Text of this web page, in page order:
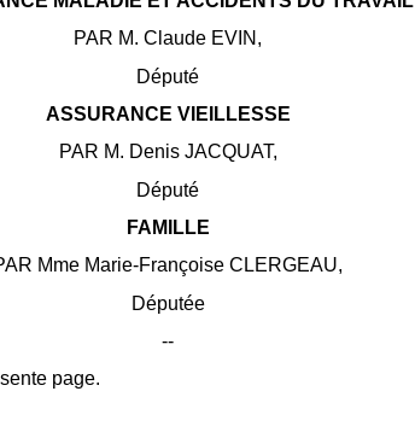
PAR M. Claude EVIN,
Député
ASSURANCE VIEILLESSE
PAR M. Denis JACQUAT,
Député
FAMILLE
Mme Marie-Françoise CLERGEAU,
Députée
--
page.